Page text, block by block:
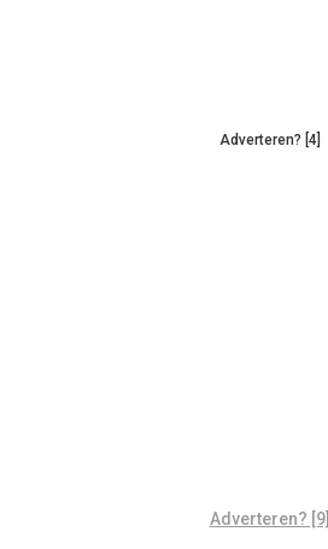
Adverteren? [4]
Adverteren? [9]